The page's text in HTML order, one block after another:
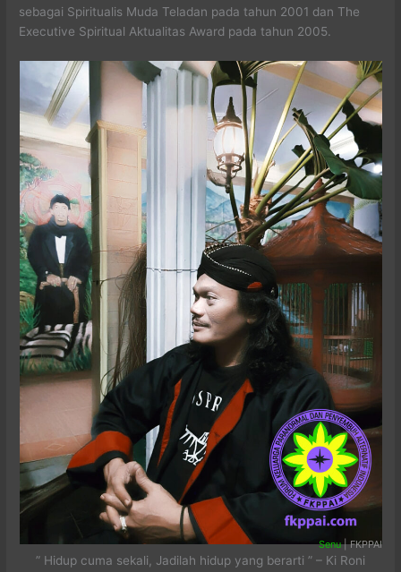
sebagai Spiritualis Muda Teladan pada tahun 2001 dan The
Executive Spiritual Aktualitas Award pada tahun 2005.
Senu| FKPPAI
” Hidup cuma sekali, Jadilah hidup yang berarti ” – Ki Roni